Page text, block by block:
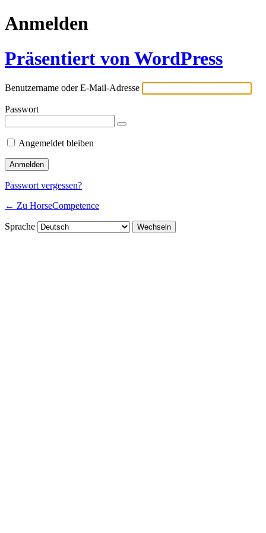
Anmelden
Präsentiert von WordPress
Benutzername oder E-Mail-Adresse
Passwort
Angemeldet bleiben
Passwort vergessen?
← Zu HorseCompetence
Sprache